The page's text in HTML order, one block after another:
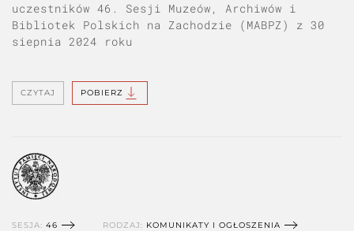
uczestników 46. Sesji Muzeów, Archiwów i
Bibliotek Polskich na Zachodzie (MABPZ) z 30
siepnia 2024 roku
CZYTAJ POBIERZ
SESJA: 46 RODZAJ: KOMUNIKATY I OGŁOSZENIA